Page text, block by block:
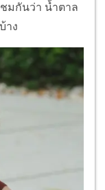
มกันว่า น้ำตาล
าง